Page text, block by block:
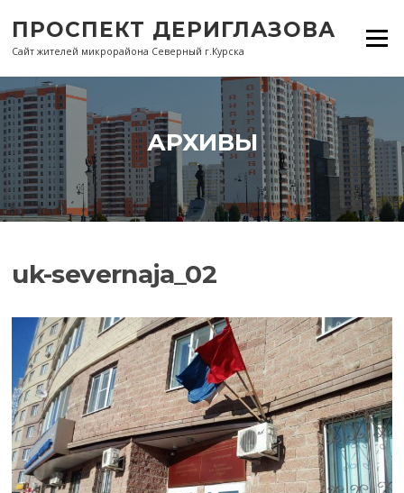
содержанию
ПРОСПЕКТ ДЕРИГЛАЗОВА
Сайт жителей микрорайона Северный г.Курска
Меню
АРХИВЫ
uk-severnaja_02